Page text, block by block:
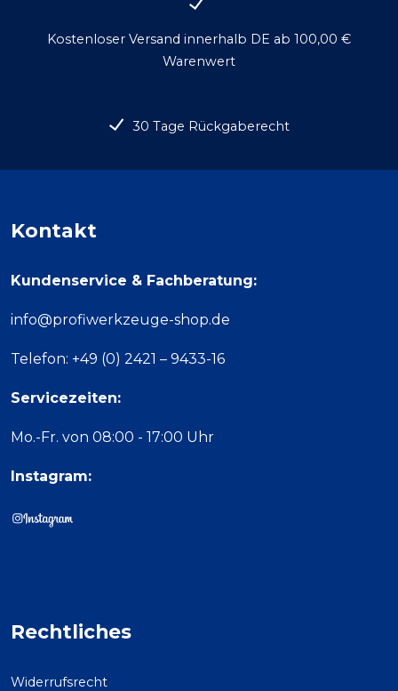
Kostenloser Versand innerhalb DE ab 100,00 €
Warenwert
30 Tage Rückgaberecht
Kontakt
Kundenservice & Fachberatung:
info@profiwerkzeuge-shop.de
Telefon: +49 (0) 2421 – 9433-16
Servicezeiten:
Mo.-Fr. von 08:00 - 17:00 Uhr
Instagram:
Rechtliches
Widerrufsrecht